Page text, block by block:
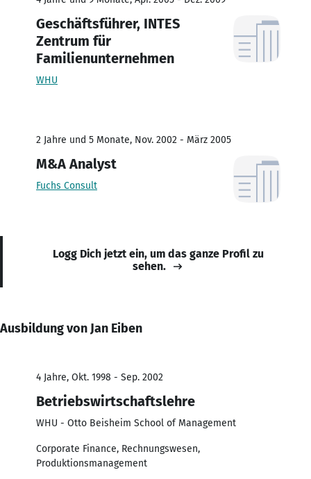
Geschäftsführer, INTES
Zentrum für
Familienunternehmen
WHU
2 Jahre und 5 Monate, Nov. 2002 - März 2005
M&A Analyst
Fuchs Consult
Logg Dich jetzt ein, um das ganze Profil zu
sehen.
Ausbildung von Jan Eiben
4 Jahre, Okt. 1998 - Sep. 2002
Betriebswirtschaftslehre
WHU - Otto Beisheim School of Management
Corporate Finance, Rechnungswesen,
Produktionsmanagement